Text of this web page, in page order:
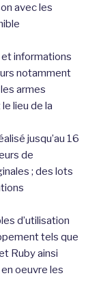
avec les
informations
notamment
armes
lieu de la
jusqu’au 16
de
; des lots
d’utilisation
tels que
Ruby ainsi
oeuvre les